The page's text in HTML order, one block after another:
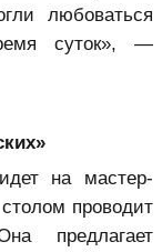
любоваться
суток», —
на мастер-
проводит
предлагает